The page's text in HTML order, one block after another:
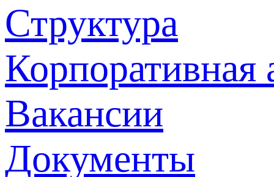
Структура
Корпоративная
Вакансии
Документы